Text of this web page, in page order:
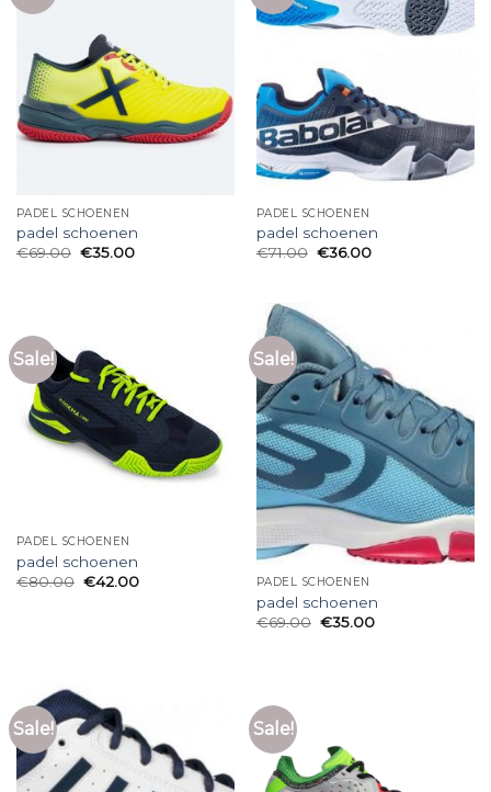
PADEL SCHOENEN
padel schoenen
€69.00 €35.00
PADEL SCHOENEN
padel schoenen
€71.00 €36.00
Sale!
PADEL SCHOENEN
padel schoenen
€80.00 €42.00
Sale!
PADEL SCHOENEN
padel schoenen
€69.00 €35.00
Sale! Sale!